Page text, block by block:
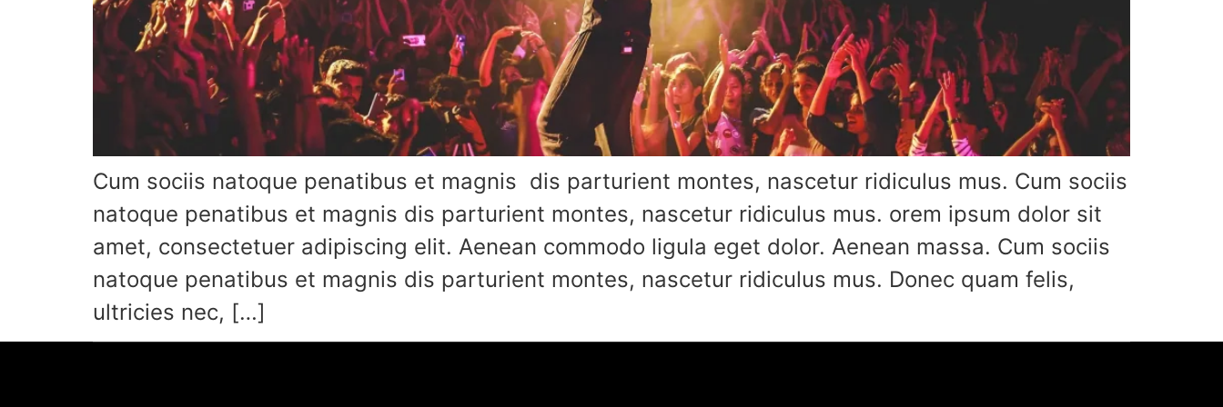
Cum sociis natoque penatibus et magnis dis parturient montes, nascetur ridiculus mus. Cum sociis
natoque penatibus et magnis dis parturient montes, nascetur ridiculus mus. orem ipsum dolor sit
amet, consectetuer adipiscing elit. Aenean commodo ligula eget dolor. Aenean massa. Cum sociis
natoque penatibus et magnis dis parturient montes, nascetur ridiculus mus. Donec quam felis,
ultricies nec, […]